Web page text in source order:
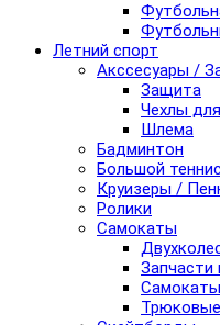
Летний спорт
Акссесуары /
Защита
Чехлы
Шлема
Бадминтон
Большой теннис
Круизеры /
Ролики
Самокаты
Запчасти